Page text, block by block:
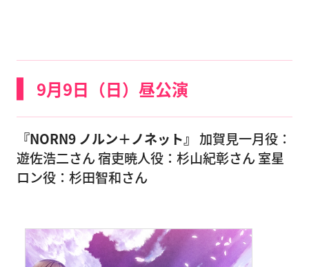
9月9日（日）昼公演
『NORN9 ノルン＋ノネット』 加賀見一月役：
遊佐浩二さん 宿吏暁人役：杉山紀彰さん 室星
ロン役：杉田智和さん